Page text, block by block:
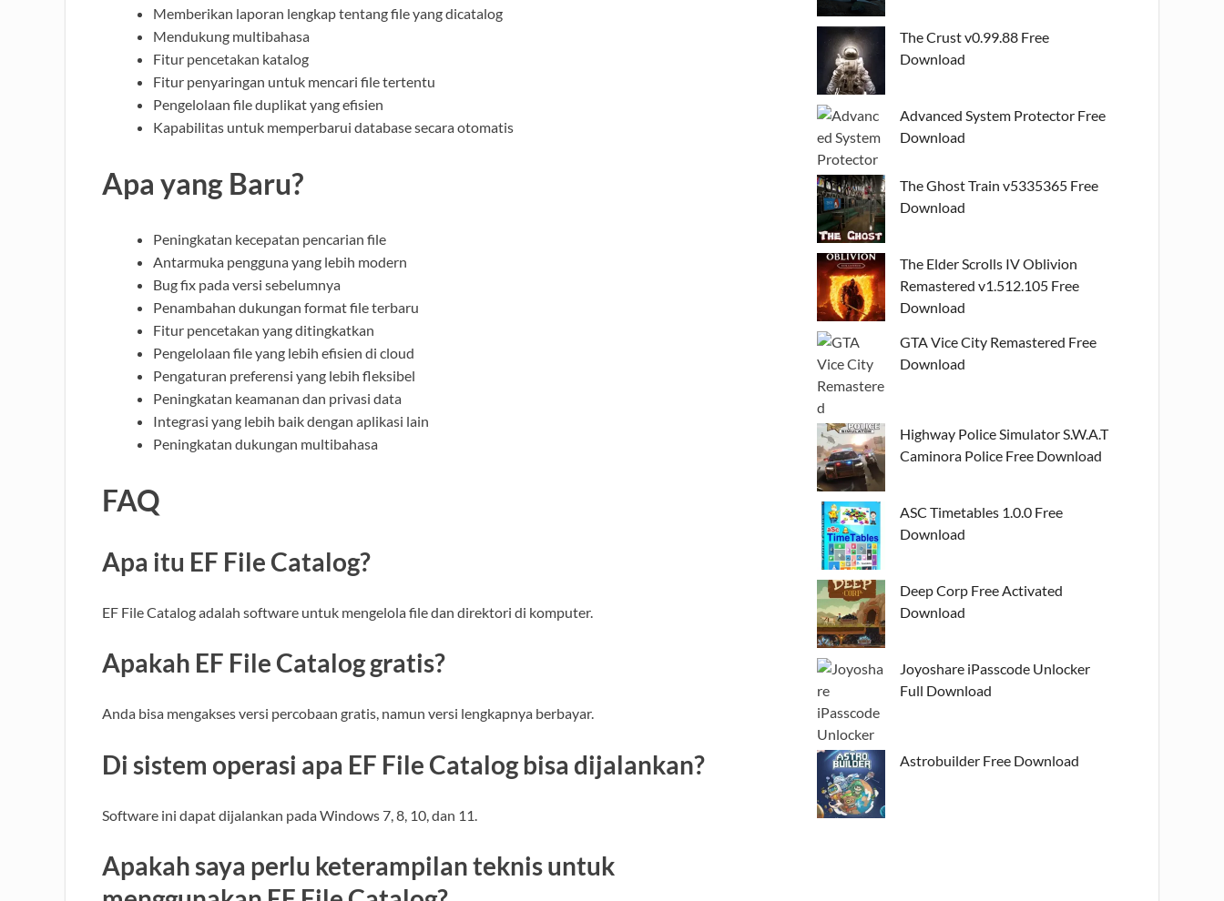
Memberikan laporan lengkap tentang file yang dicatalog
Mendukung multibahasa
Fitur pencetakan katalog
Fitur penyaringan untuk mencari file tertentu
Pengelolaan file duplikat yang efisien
Kapabilitas untuk memperbarui database secara otomatis
Apa yang Baru?
Peningkatan kecepatan pencarian file
Antarmuka pengguna yang lebih modern
Bug fix pada versi sebelumnya
Penambahan dukungan format file terbaru
Fitur pencetakan yang ditingkatkan
Pengelolaan file yang lebih efisien di cloud
Pengaturan preferensi yang lebih fleksibel
Peningkatan keamanan dan privasi data
Integrasi yang lebih baik dengan aplikasi lain
Peningkatan dukungan multibahasa
FAQ
Apa itu EF File Catalog?
EF File Catalog adalah software untuk mengelola file dan direktori di komputer.
Apakah EF File Catalog gratis?
Anda bisa mengakses versi percobaan gratis, namun versi lengkapnya berbayar.
Di sistem operasi apa EF File Catalog bisa dijalankan?
Software ini dapat dijalankan pada Windows 7, 8, 10, dan 11.
Apakah saya perlu keterampilan teknis untuk
The Crust v0.99.88 Free
Download
Advanced System Protector Free
Download
The Ghost Train v5335365 Free
Download
The Elder Scrolls IV Oblivion
Remastered v1.512.105 Free
Download
GTA Vice City Remastered Free
Download
Highway Police Simulator S.W.A.T
Caminora Police Free Download
ASC Timetables 1.0.0 Free
Download
Deep Corp Free Activated
Download
Joyoshare iPasscode Unlocker
Full Download
Astrobuilder Free Download